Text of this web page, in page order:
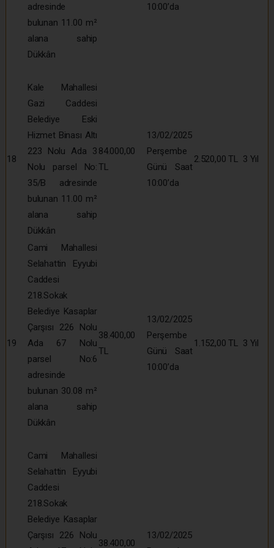
adresinde
bulunan 11.00 m²
alana sahip
Dükkân
10:00’da
18
Kale Mahallesi
Gazi Caddesi
Belediye Eski
Hizmet Binası Altı
223 Nolu Ada 3
Nolu parsel No:
35/B adresinde
bulunan 11.00 m²
alana sahip
Dükkân
84.000,00
TL
13/02/2025
Perşembe
Günü Saat
10:00’da
2.520,00 TL 3 Yıl
19
Cami Mahallesi
Selahattin Eyyubi
Caddesi
218.Sokak
Belediye Kasaplar
Çarşısı 226 Nolu
Ada 67 Nolu
parsel No:6
adresinde
bulunan 30.08 m²
alana sahip
Dükkân
38.400,00
TL
13/02/2025
Perşembe
Günü Saat
10:00’da
1.152,00 TL 3 Yıl
Cami Mahallesi
Selahattin Eyyubi
Caddesi
218.Sokak
Belediye Kasaplar
Çarşısı 226 Nolu
38.400,00
13/02/2025